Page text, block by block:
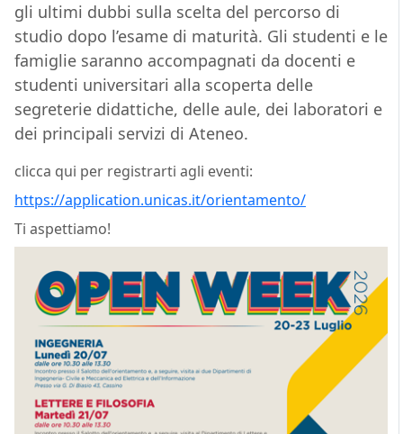
gli ultimi dubbi sulla scelta del percorso di
studio dopo l’esame di maturità. Gli studenti e le
famiglie saranno accompagnati da docenti e
studenti universitari alla scoperta delle
segreterie didattiche, delle aule, dei laboratori e
dei principali servizi di Ateneo.
clicca qui per registrarti agli eventi:
https://application.unicas.it/orientamento/
Ti aspettiamo!